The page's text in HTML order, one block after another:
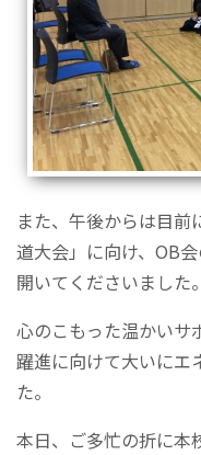
また、午後からは目
道大会」に向け、OB
開いてくださいました。
心のこもった温かいサ
躍進に向けて大いにエ
た。
本日、ご多忙の折に本